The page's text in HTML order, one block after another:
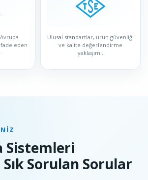
eden
Ulusal standartlar, ürün güvenliği
ve kalite değerlendirme
yaklaşımı.
Sistemleri
Sorulan Sorular